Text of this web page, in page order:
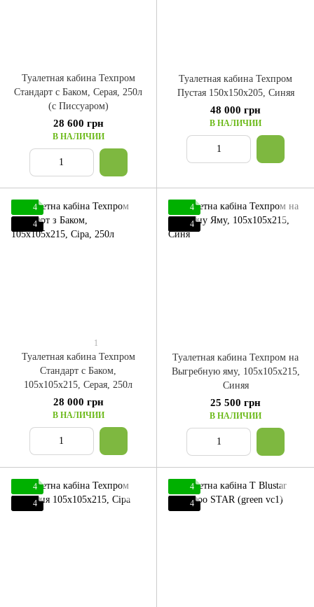
Туалетная кабина Техпром
Стандарт с Баком, Серая, 250л
(с Писсуаром)
28 600 грн
В НАЛИЧИИ
Туалетная кабина Техпром
Пустая 150x150x205, Синяя
48 000 грн
В НАЛИЧИИ
4
4
1
Туалетная кабина Техпром
Стандарт с Баком,
105x105x215, Серая, 250л
28 000 грн
В НАЛИЧИИ
4
4
Туалетная кабина Техпром на
Выгребную яму, 105x105x215,
Синяя
25 500 грн
В НАЛИЧИИ
4
4
4
4